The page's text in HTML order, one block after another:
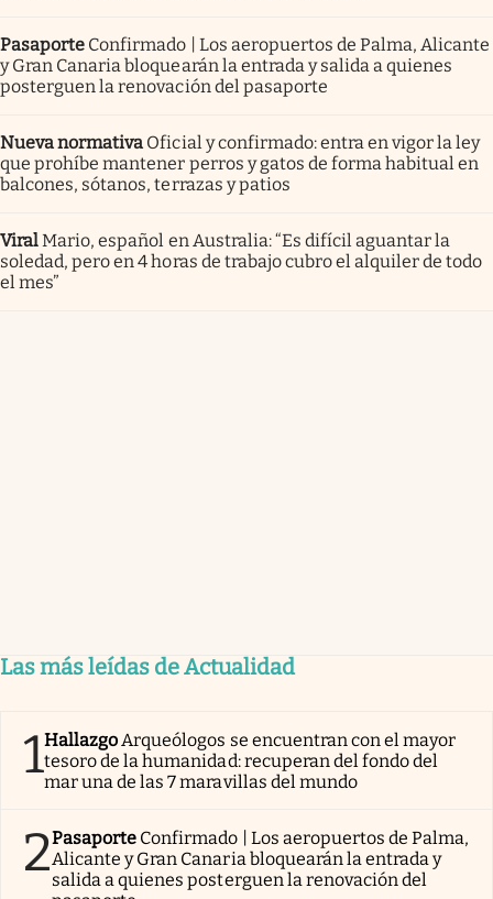
Pasaporte Confirmado | Los aeropuertos de Palma, Alicante
y Gran Canaria bloquearán la entrada y salida a quienes
posterguen la renovación del pasaporte
Nueva normativa Oficial y confirmado: entra en vigor la ley
que prohíbe mantener perros y gatos de forma habitual en
balcones, sótanos, terrazas y patios
ViralMario, español en Australia: “Es difícil aguantar la
soledad, pero en 4 horas de trabajo cubro el alquiler de todo
el mes”
Las más leídas de Actualidad
1Hallazgo Arqueólogos se encuentran con el mayor
tesoro de la humanidad: recuperan del fondo del
mar una de las 7 maravillas del mundo
2Pasaporte Confirmado | Los aeropuertos de Palma,
Alicante y Gran Canaria bloquearán la entrada y
salida a quienes posterguen la renovación del